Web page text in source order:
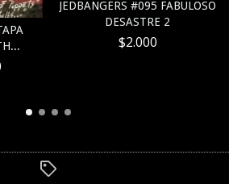
JEDBANGERS #095 FABULOSO
DESASTRE 2
$2.000